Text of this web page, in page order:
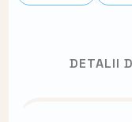
DETALII